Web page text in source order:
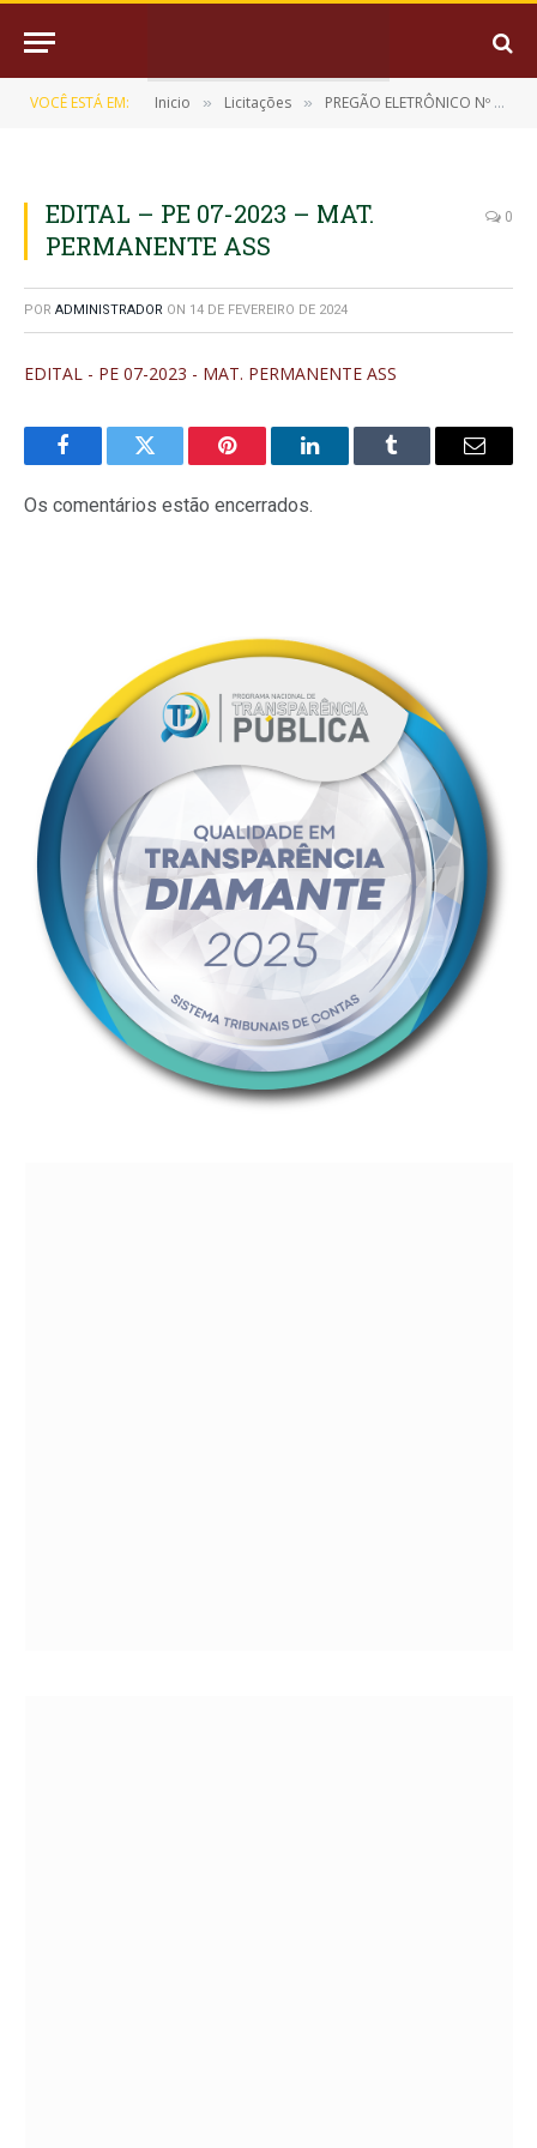
VOCÊ ESTÁ EM: Inicio » Licitações » PREGÃO ELETRÔNICO Nº 07/2023 (AQUISIÇÃO DE EQUIPAMENTOS E MATERIAL PERMANENTE DE USO LABORATORIAL)
EDITAL – PE 07-2023 – MAT.
PERMANENTE ASS
0
POR ADMINISTRADOR ON 14 DE FEVEREIRO DE 2024
EDITAL - PE 07-2023 - MAT. PERMANENTE ASS
FacebookTwitter Pinterest LinkedInTumblr
E-
Os comentários estão encerrados.